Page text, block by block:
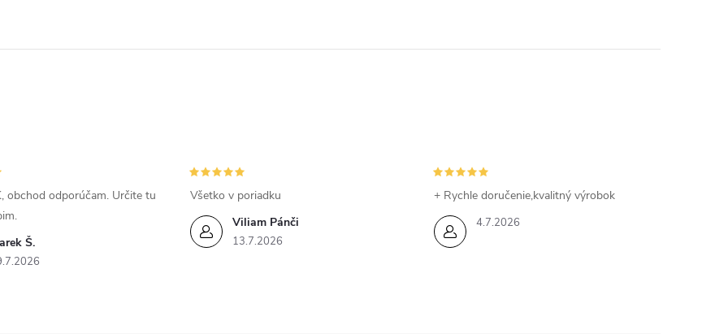
Š.
obchod odporúčam. Určite tu
Viliam Pánči
13.7.2026
Všetko v poriadku
4.7.2026
+ Rychle doručenie,kvalitný výrobok